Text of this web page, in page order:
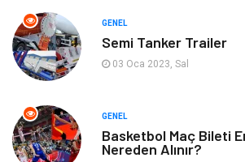
Finans & Ekonomi
Bilgisayar & Yazılım Mobilya
Bebek Giyim Moda
GENEL
Semi Tanker Trailer
03 Oca 2023, Sal
GENEL
Basketbol Maç Bileti
Nereden Alınır?